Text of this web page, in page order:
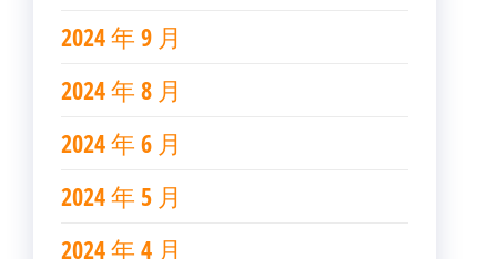
2024 年 9 月
2024 年 8 月
2024 年 6 月
2024 年 5 月
2024 年 4 月